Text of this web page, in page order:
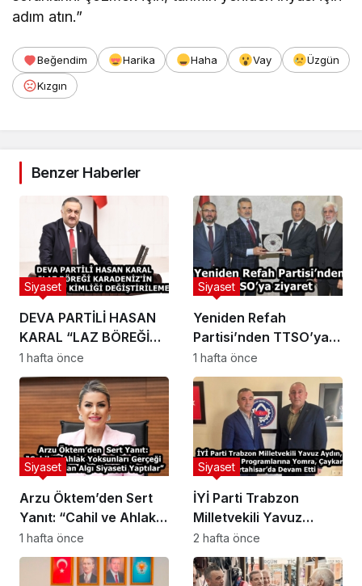
adım atın.”
Beğendim Harika Haha Vay
Üzgün
Kızgın
Benzer Haberler
DEVA PARTİLİ HASAN
KARAL “LAZ BÖREĞİ
KARADENİZ’İN
HAFIZASIDIR, KİMLİĞİ
DEĞİŞTİRİLEMEZ”
Siyaset
1 hafta önce
Yeniden Refah
Partisi’nden TTSO’ya
ziyaret
Siyaset
1 hafta önce
Arzu Öktem’den Sert
Yanıt: “Cahil ve Ahlak
Yoksunları Gerçeği
Araştırmadan Algı
Siyaseti Yaptılar”
Siyaset
1 hafta önce
İYİ Parti Trabzon
Milletvekili Yavuz
Aydın, Trabzon Saha
Programlarına Yomra,
Çaykara ve
Siyaset
2 hafta önce